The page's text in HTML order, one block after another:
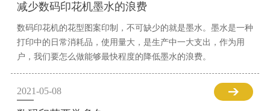
减少数码印花机墨水的浪费
数码印花机的花型图案印制，不可缺少的就是墨水。墨水是一种
打印中的日常消耗品，使用量大，是生产中一大支出，作为用
户，我们要怎么做能够最快程度的降低墨水的浪费。
2021-05-08